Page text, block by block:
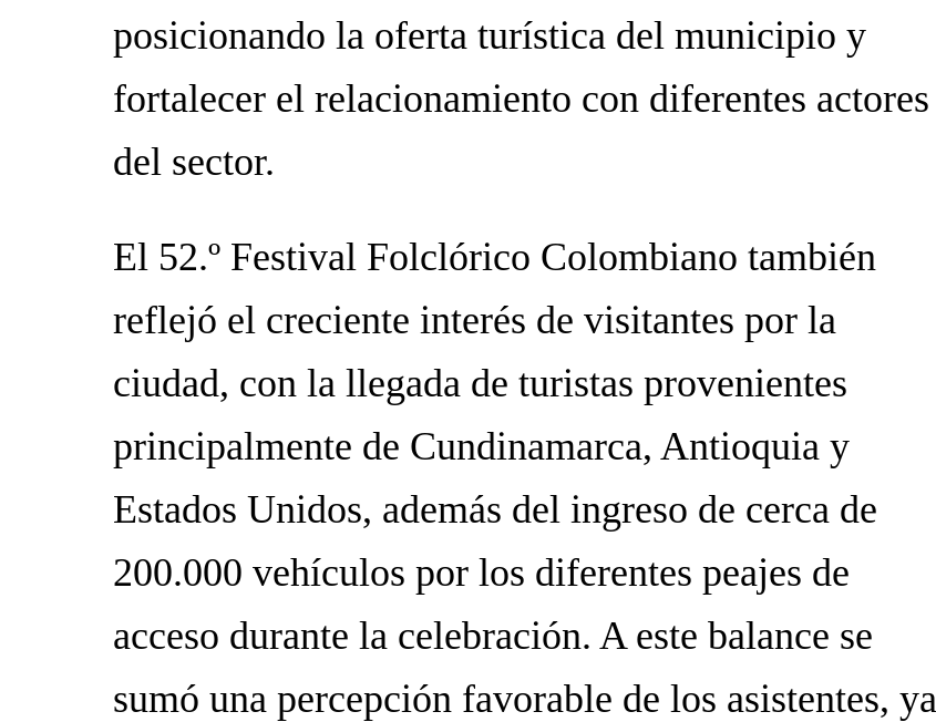
posicionando la oferta turística del municipio y
fortalecer el relacionamiento con diferentes actores
del sector.
El 52.º Festival Folclórico Colombiano también
reflejó el creciente interés de visitantes por la
ciudad, con la llegada de turistas provenientes
principalmente de Cundinamarca, Antioquia y
Estados Unidos, además del ingreso de cerca de
200.000 vehículos por los diferentes peajes de
acceso durante la celebración. A este balance se
sumó una percepción favorable de los asistentes, ya